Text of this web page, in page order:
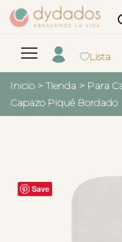
Lista
Inicio > Tienda > Para
Capazo Piqué Bordado
Save